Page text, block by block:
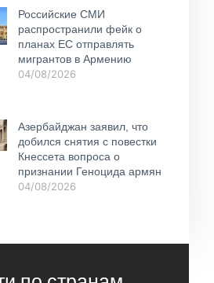
Российские СМИ
распространили фейк о
планах ЕС отправлять
мигрантов в Армению
04/08/2026
Азербайджан заявил, что
добился снятия с повестки
Кнессета вопроса о
признании Геноцида армян
04/08/2026